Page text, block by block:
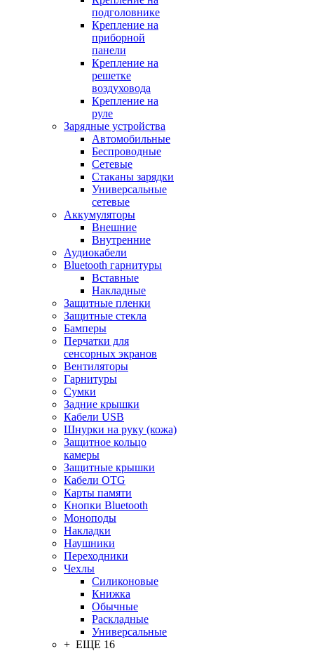
подголовнике
Крепление на
приборной
панели
Крепление на
решетке
воздуховода
Крепление на
руле
Зарядные устройства
Автомобильные
Беспроводные
Сетевые
Стаканы зарядки
Универсальные
сетевые
Аккумуляторы
Внешние
Внутренние
Аудиокабели
Bluetooth гарнитуры
Вставные
Накладные
Защитные пленки
Защитные стекла
Бамперы
Перчатки для
сенсорных экранов
Вентиляторы
Гарнитуры
Сумки
Задние крышки
Кабели USB
Шнурки на руку (кожа)
Защитное кольцо
камеры
Защитные крышки
Кабели OTG
Карты памяти
Кнопки Bluetooth
Моноподы
Накладки
Наушники
Переходники
Чехлы
Силиконовые
Книжка
Обычные
Раскладные
Универсальные
+ ЕЩЕ 16